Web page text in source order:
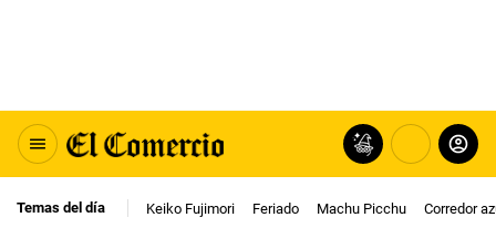
Temas del día Keiko Fujimori Feriado Machu Picchu Corredor